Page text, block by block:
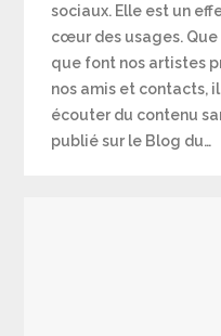
sociaux. Elle est un
cœur des usages.
que font nos artistes
nos amis et contacts,
écouter du contenu
publié sur le Blog du…